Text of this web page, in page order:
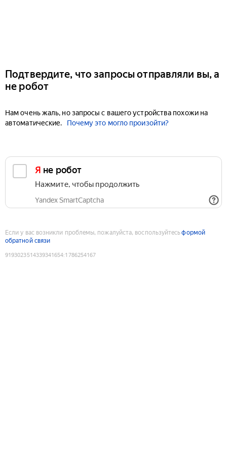
Подтвердите, что запросы отправляли вы, а
не робот
Нам очень жаль, но запросы с вашего устройства похожи на
автоматические.
Почему это могло произойти?
Я не робот
Нажмите, чтобы продолжить
Yandex SmartCaptcha
Если у вас возникли проблемы, пожалуйста, воспользуйтесьформой
обратной связи
9193023514339341654:1786254167